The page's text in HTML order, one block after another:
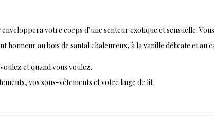
votre corps d’une senteur exotique et sensuelle.
honneur au bois de santal chaleureux, à la vanille délicate et au
et quand vous voulez.
vos sous-vêtements et votre linge de lit